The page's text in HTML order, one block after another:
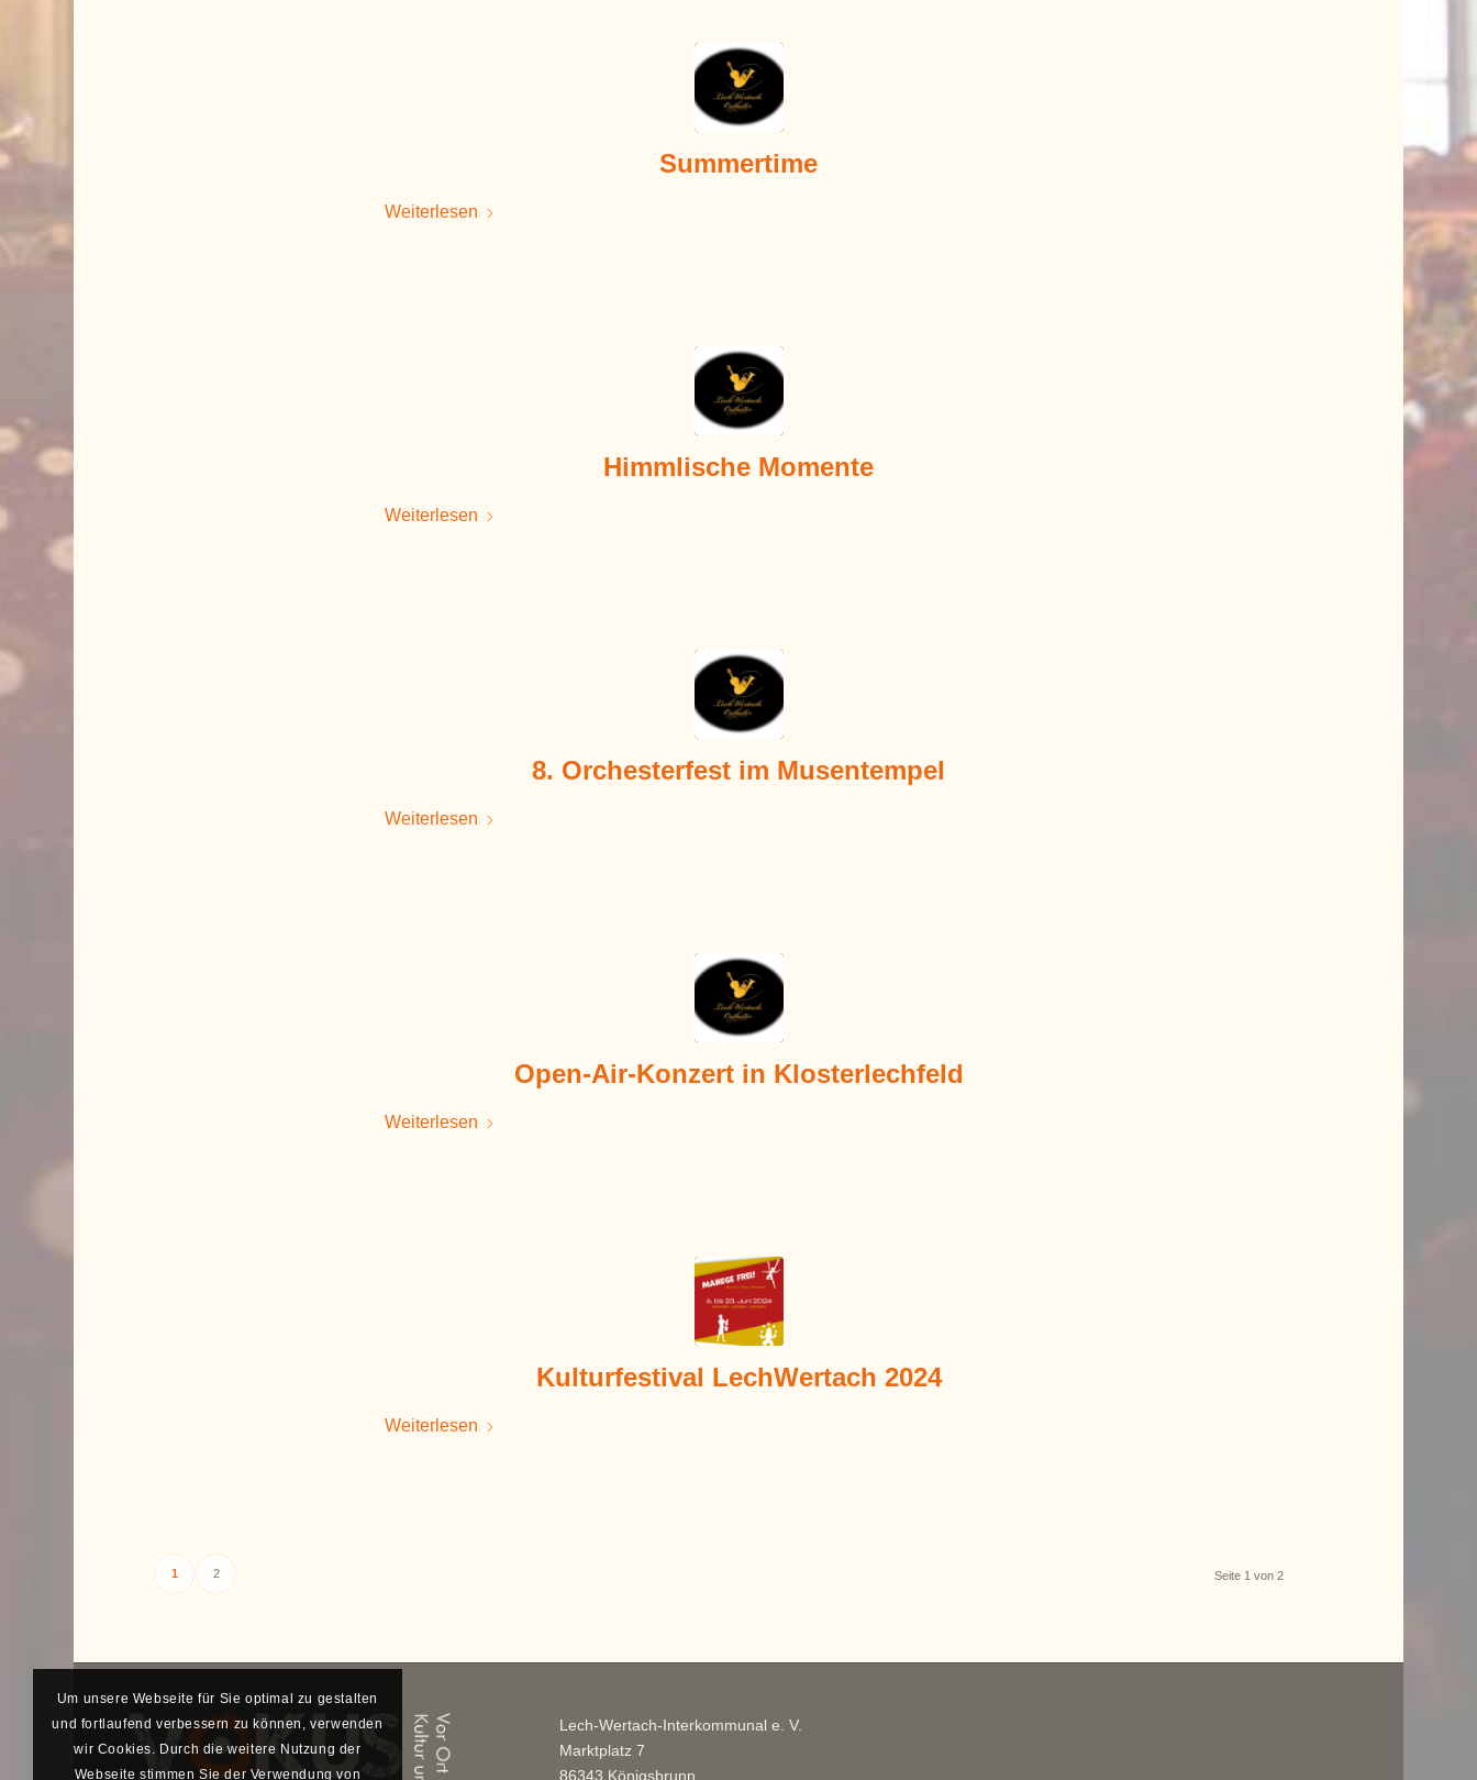
Summertime
Weiterlesen
Himmlische Momente
Weiterlesen
8. Orchesterfest im Musentempel
Weiterlesen
Open-Air-Konzert in Klosterlechfeld
Weiterlesen
Kulturfestival LechWertach 2024
Weiterlesen
Seite 1 von 2
1 2
Lech-Wertach-Interkommunal e. V.
Marktplatz 7
86343 Königsbrunn
Um unsere Webseite für Sie optimal zu gestalten
und fortlaufend verbessern zu können, verwenden
wir Cookies. Durch die weitere Nutzung der
Webseite stimmen Sie der Verwendung von